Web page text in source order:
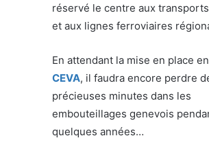
réservé le centre aux
et aux lignes ferroviaires
En attendant la mise en place
CEVA, il faudra encore perdre
précieuses minutes dans les
embouteillages genevois
quelques années…